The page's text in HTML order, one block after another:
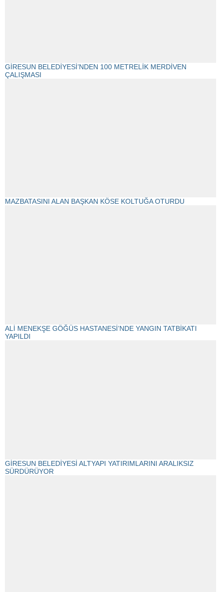
GİRESUN BELEDİYESİ’NDEN 100 METRELİK MERDİVEN
ÇALIŞMASI
MAZBATASINI ALAN BAŞKAN KÖSE KOLTUĞA OTURDU
ALİ MENEKŞE GÖĞÜS HASTANESİ’NDE YANGIN TATBİKATI
YAPILDI
GİRESUN BELEDİYESİ ALTYAPI YATIRIMLARINI ARALIKSIZ
SÜRDÜRÜYOR